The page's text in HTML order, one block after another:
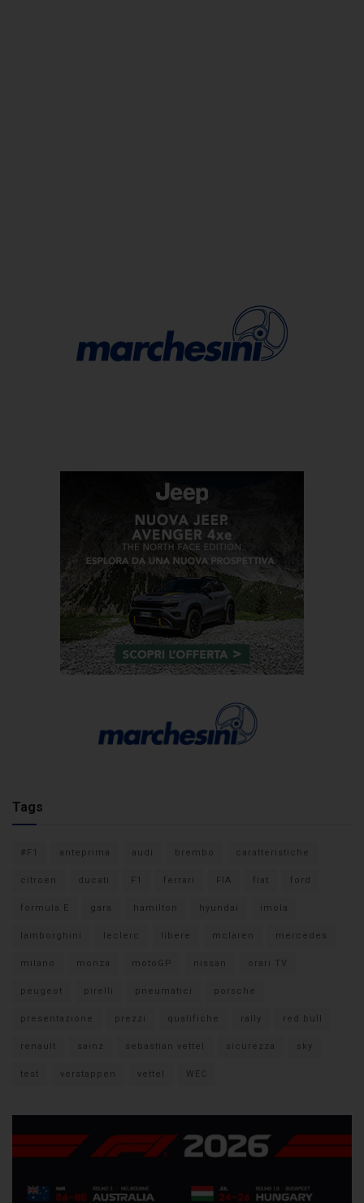
Tags
#F1 anteprima audi brembo caratteristiche
citroen ducati F1 ferrari FIA fiat ford
formula E gara hamilton hyundai imola
lamborghini leclerc libere mclaren mercedes
milano monza motoGP nissan orari TV
peugeot pirelli pneumatici porsche
presentazione prezzi qualifiche rally red bull
renault sainz sebastian vettel sicurezza sky
test verstappen vettel WEC